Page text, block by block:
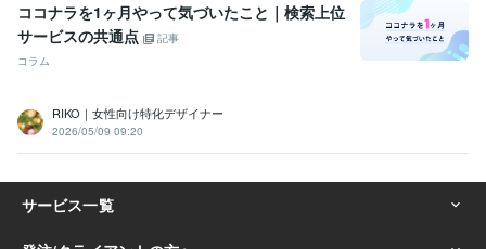
ココナラを1ヶ月やって気づいたこと｜検索上位
サービスの共通点
記事
コラム
RIKO｜女性向け特化デザイナー
2026/05/09 09:20